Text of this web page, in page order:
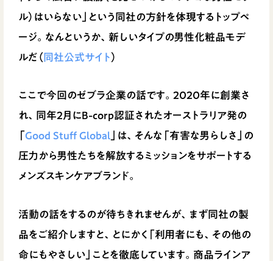
ル）はいらない」という同社の方針を体現するトップペ
ージ。なんというか、新しいタイプの男性化粧品モデ
ルだ（ 同社公式サイト）
ここで今回のゼブラ企業の話です。2020年に創業さ
れ、同年2月にB-corp認証されたオーストラリア発の
Good Stuff Global」は、そんな「有害な男らしさ」の
圧力から男性たちを解放するミッションをサポートする
メンズスキンケアブランド。
活動の話をするのが待ちきれませんが、まず同社の製
品をご紹介しますと、とにかく「利用者にも、その他の
命にもやさしい」ことを徹底しています。商品ラインア